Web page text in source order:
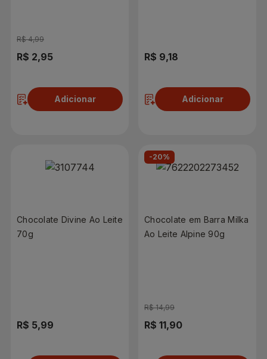
R$ 4,99
R$ 2,95
Adicionar
R$ 9,18
Adicionar
Chocolate Divine Ao Leite
70g
R$ 5,99
-20%
Chocolate em Barra Milka
Ao Leite Alpine 90g
R$ 14,99
R$ 11,90